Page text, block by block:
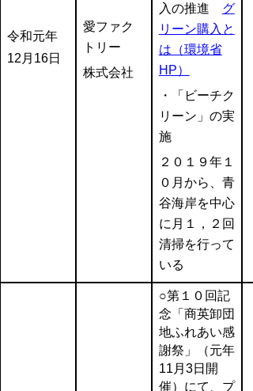
令和元年
12月16日
愛ファク
トリー
株式会社
入の推進 グ
リーン購入と
は（環境省
HP）
・「ビーチク
リーン」の実
施
２０１９年１
０月から、青
谷海岸を中心
に月１，２回
清掃を行って
いる
○第１０回記
念「商英卸団
地ふれあい感
謝祭」（元年
11月3日開
催）にて、プ